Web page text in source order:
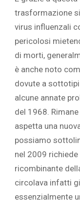
trasformazione
virus influenzali
pericolosi
di morti,
è anche noto
dovute a
alcune annate
del 1968.
aspetta una
possiamo
nel 2009
ricombinante
circolava infatti
essenzialmente